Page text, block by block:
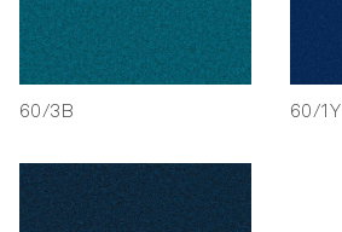
60/3B 60/1Y